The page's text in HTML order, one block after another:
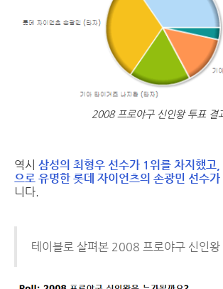
2008 프로야구 신인왕 투표 결
역시 삼성의 최형우 선수가 1위를 차지했고
으로 유명한 롯데 자이언츠의 손광민 선수가
니다.
테이블로 살펴본 2008 프로야구 신인왕